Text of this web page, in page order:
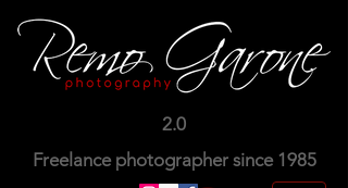
2.0
Freelance photographer since 1985